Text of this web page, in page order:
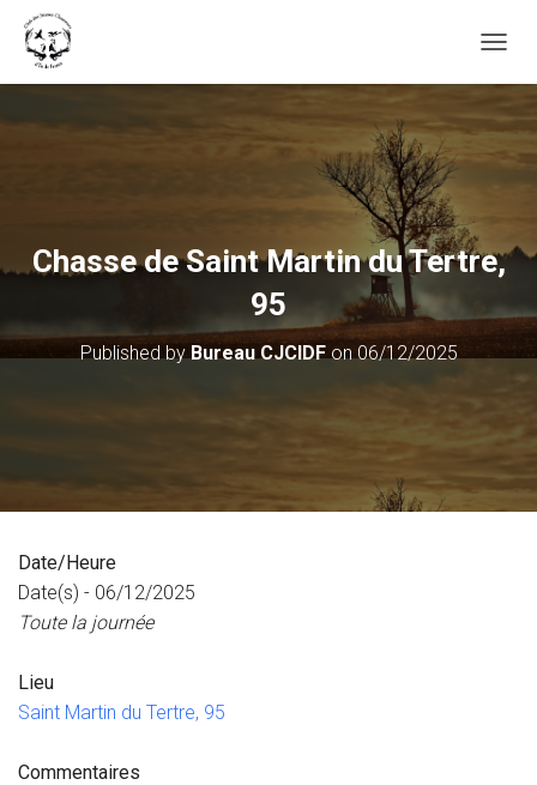
Chasse de Saint Martin du Tertre,
95
Published byBureau CJCIDFon06/12/2025
Date/Heure
Date(s) - 06/12/2025
Toute la journée
Lieu
Saint Martin du Tertre, 95
Commentaires